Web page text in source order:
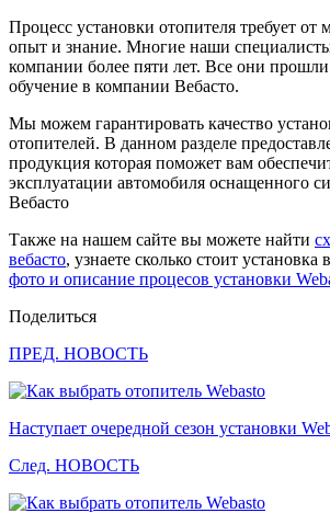
Процесс установки отопителя требует от
опыт и знание. Многие наши
компании более пяти лет. Все они
обучение в компании Вебасто.
Мы можем гарантировать качество
отопителей. В данном разделе
продукция которая поможет вам
эксплуатации автомобиля оснащенного
Вебасто
Также на нашем сайте вы можете найти
вебасто, узнаете сколько стоит установка
фото и описание процесов установки
Поделиться
ПРЕД. НОВОСТЬ
Наступает очередной сезон установки
След. НОВОСТЬ